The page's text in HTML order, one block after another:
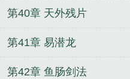
第40章 天外残片
第41章 易潜龙
第42章 鱼肠剑法